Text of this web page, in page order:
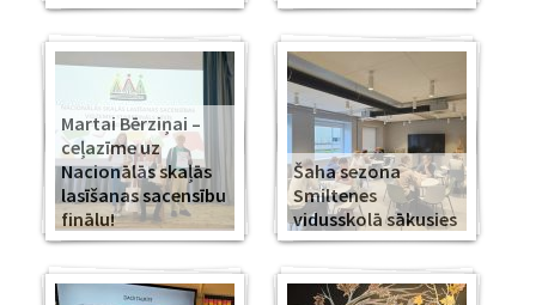
Martai Bērziņai –
ceļazīme uz
Nacionālās skaļās
lasīšanas sacensību
finālu!
Šaha sezona
Smiltenes
vidusskolā sākusies